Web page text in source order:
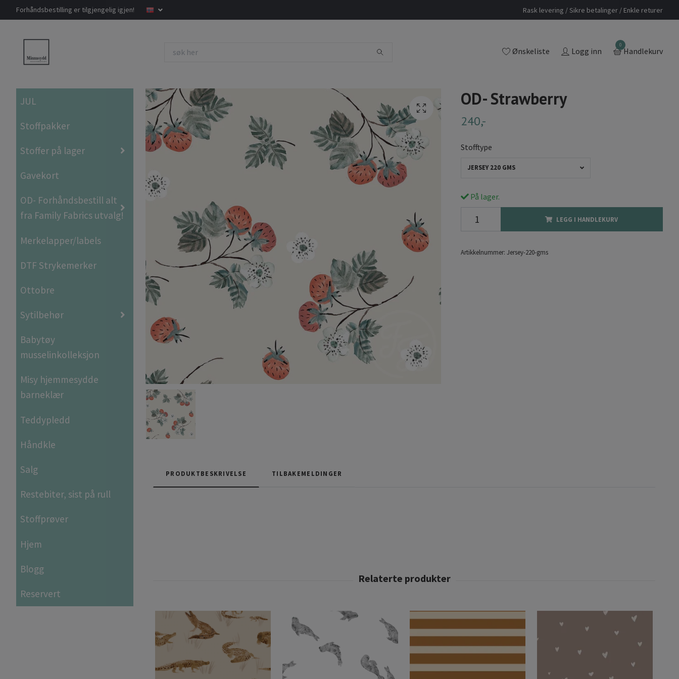
Forhåndsbestilling er tilgjengelig igjen! Rask levering / Sikre betalinger / Enkle returer
Ønskeliste Logg inn
0
Handlekurv
JUL
Stoffpakker
Stoffer på lager
Gavekort
OD- Forhåndsbestill alt
fra Family Fabrics utvalg!
Merkelapper/labels
DTF Strykemerker
Ottobre
Sytilbehør
Babytøy
musselinkolleksjon
Misy hjemmesydde
barneklær
Teddypledd
Håndkle
Salg
Restebiter, sist på rull
Stoffprøver
Hjem
Blogg
Reservert
OD- Strawberry
240,-
Stofftype
JERSEY 220 GMS
På lager.
LEGG I HANDLEKURV
Artikkelnummer: Jersey-220-gms
PRODUKTBESKRIVELSE TILBAKEMELDINGER